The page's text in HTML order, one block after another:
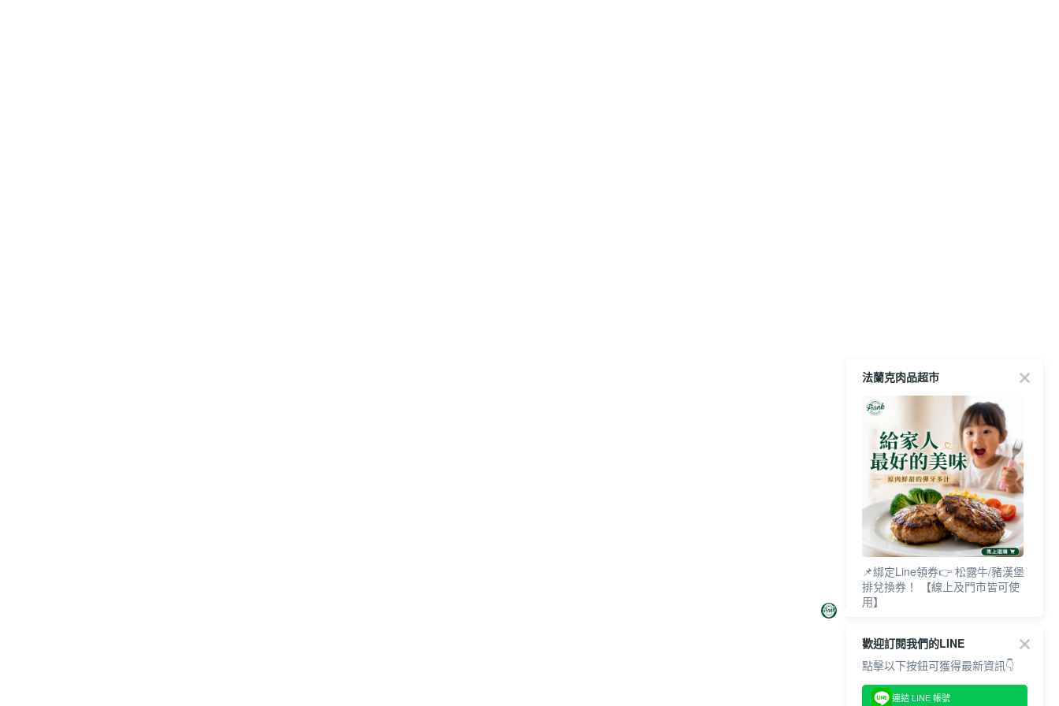
法蘭克肉品超市
📌綁定Line領券👉 松露牛/豬漢堡
排兌換券！ 【線上及門市皆可使
用】
歡迎訂閱我們的LINE
點擊以下按鈕可獲得最新資訊👇
連結 LINE 帳號